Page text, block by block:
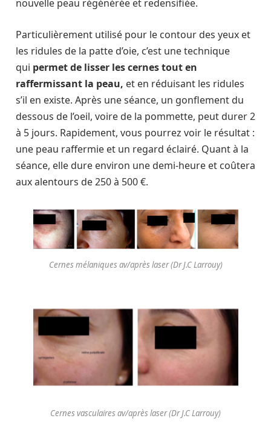
nouvelle peau régénérée et redensifiée.
Particulièrement utilisé pour le contour des yeux et
les ridules de la patte d’oie, c’est une technique
qui permet de lisser les cernes tout en
raffermissant la peau, et en réduisant les ridules
s’il en existe. Après une séance, un gonflement du
dessous de l’oeil, voire de la pommette, peut durer 2
à 5 jours. Rapidement, vous pourrez voir le résultat :
une peau raffermie et un regard éclairé. Quant à la
séance, elle dure environ une demi-heure et coûtera
aux alentours de 250 à 500 €.
Cernes mélaniques av/après laser (Dr J.C Larrouy)
Cernes vasculaires av/après laser (Dr J.C Larrouy)